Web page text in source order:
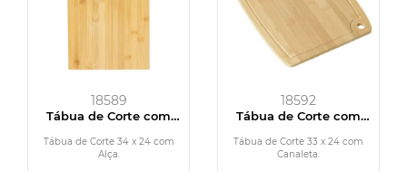
18589
Tábua de Corte com
Tábua de Corte 34 x 24 com
Alça.
18592
Tábua de Corte com
Tábua de Corte 33 x 24 com
Canaleta.